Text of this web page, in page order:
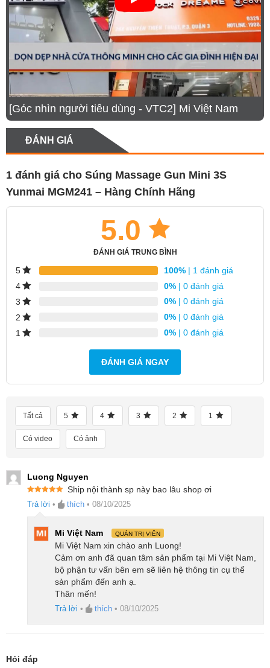
thiết kế tay cầm nhỏ gọn, nhẹ nhàng, thuận tiện cho
người dùng dễ dàng mang theo bên mình và sử dụng
liệu silicon mềm mại, thiết bị này đi kèm ba đầu
massage có kiểu dáng và công dụng khác nhau, hỗ
trợ hiệu quả trong quá trình chăm sóc cơ thể. Thiết
kế nút bấm đơn giản nằm ngay trên thân máy, đi
cùng sổ hướng dẫn chi tiết, giúp người dùng dễ dàng
làm quen và sử dụng hiệu quả chỉ sau vài thao tác cơ
nghệ hiện đại
Súng Massage Gun Mini 3S Yunmai MGM241 tích
hợp 3 chế độ massage từ nhẹ đến mạnh, mang lại
sự linh hoạt tối đa cho người dùng khi điều chỉnh chế
độ phù hợp với nhu cầu cá nhân. Các xung lực ổn
định mà thiết bị tạo ra tác động sâu đến từng bó cơ,
giúp xoa bóp và giảm đau mỏi hiệu quả tại những
vùng cơ căng thẳng. Đồng thời, súng massage này
thư giãn, mang lại trải nghiệm massage chuyên
[Góc nhìn người tiêu dùng - VTC2] Mi Việt Nam
ĐÁNH GIÁ
1 đánh giá cho Súng Massage Gun Mini 3S
Yunmai MGM241 – Hàng Chính Hãng
5.0
ĐÁNH GIÁ TRUNG BÌNH
5 100% | 1 đánh giá
4
0% | 0 đánh giá
3
0% | 0 đánh giá
2
0% | 0 đánh giá
1
0% | 0 đánh giá
ĐÁNH GIÁ NGAY
Tất cả 5 4 3 2 1
Có video Có ảnh
Luong Nguyen
hạng55
Ship nội thành sp này bao lâu shop ơi
Trả lời • thích • 08/10/2025
Mi Việt Nam QUẢN TRỊ VIÊN
Mi Việt Nam xin chào anh Luong!
Cảm ơn anh đã quan tâm sản phẩm tại Mi Việt Nam,
bộ phận tư vấn bên em sẽ liên hệ thông tin cụ thể
sản phẩm đến anh ạ.
Thân mến!
Trả lời • thích • 08/10/2025
Hỏi đáp